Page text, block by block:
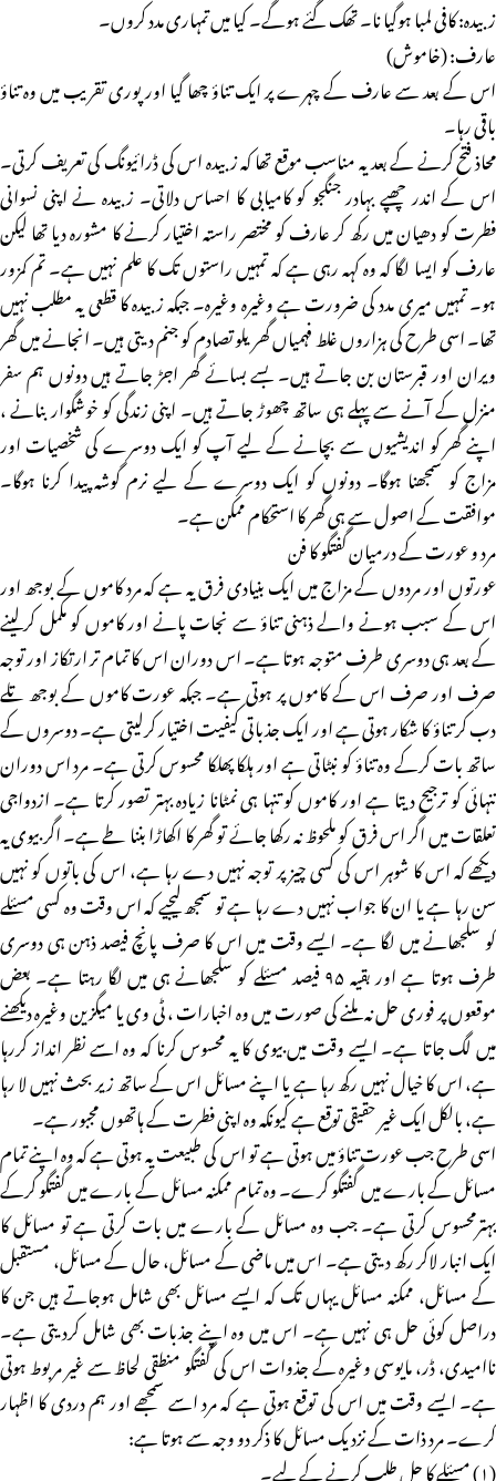
زبیدہ: کافی لمبا ہوگیا نا۔ تھک گئے ہوگے۔ کیا میں تمہاری مدد کروں۔
عارف: (خاموش)
اس کے بعد سے عارف کے چہرے پر ایک تناؤ چھا گیا اور پوری تقریب میں وہ تناؤ
باقی رہا۔
محاذ فتح کرنے کے بعد یہ مناسب موقع تھا کہ زبیدہ اس کی ڈرائیونگ کی تعریف کرتی۔
اس کے اندر چھپے بہادر جنگجو کو کامیابی کا احساس دلاتی۔ زبیدہ نے اپنی نسوانی
فطرت کو دھیان میں رکھ کر عارف کو مختصر راستہ اختیار کرنے کا مشورہ دیا تھا لیکن
عارف کو ایسا لگا کہ وہ کہہ رہی ہے کہ تمہیں راستوں تک کا علم نہیں ہے۔ تم کمزور
ہو۔ تمہیں میری مدد کی ضرورت ہے وغیرہ وغیرہ۔ جبکہ زبیدہ کا قطعی یہ مطلب نہیں
تھا۔ اسی طرح کی ہزاروں غلط فہمیاں گھریلو تصادم کو جنم دیتی ہیں۔ انجانے میں گھر
ویران اور قبرستان بن جاتے ہیں۔ بسے بسائے گھر اجڑ جاتے ہیں دونوں ہم سفر
منزل کے آنے سے پہلے ہی ساتھ چھوڑ جاتے ہیں۔ اپنی زندگی کو خوشگوار بنانے ،
اپنے گھر کو اندیشیوں سے بچانے کے لیے آپ کو ایک دوسرے کی شخصیات اور
مزاج کو سمجھنا ہوگا۔ دونوں کو ایک دوسرے کے لیے نرم گوشہ پیدا کرنا ہوگا۔
موافقت کے اصول سے ہی گھر کا استحکام ممکن ہے۔
مرد و عورت کے درمیان گفتگو کا فن
عورتوں اور مردوں کے مزاج میں ایک بنیادی فرق یہ ہے کہ مرد کاموں کے بوجھ اور
اس کے سبب ہونے والے ذہنی تناؤ سے نجات پانے اور کاموں کو مکمل کرلینے
کے بعد ہی دوسری طرف متوجہ ہوتا ہے۔ اس دوران اس کا تمام تر ارتکاز اور توجہ
صرف اور صرف اس کے کاموں پر ہوتی ہے۔ جبکہ عورت کاموں کے بوجھ تلے
دب کر تناؤ کا شکار ہوتی ہے اور ایک جذباتی کیفیت اختیار کرلیتی ہے۔ دوسروں کے
ساتھ بات کرکے وہ تناؤ کو نبٹاتی ہے اور ہلکا پھلکا محسوس کرتی ہے۔ مرد اس دوران
تنہائی کو ترجیح دیتا ہے اور کاموں کو تنہا ہی نمٹانا زیادہ بہتر تصور کرتا ہے۔ ازدواجی
تعلقات میں اگر اس فرق کو ملحوظ نہ رکھا جائے تو گھر کا اکھاڑا بننا طے ہے۔ اگر بیوی یہ
دیکھے کہ اس کا شوہر اس کی کسی چیز پر توجہ نہیں دے رہا ہے، اس کی باتوں کو نہیں
سن رہا ہے یا ان کا جواب نہیں دے رہا ہے تو سمجھ لیجیے کہ اس وقت وہ کسی مسئلے
کو سلجھانے میں لگا ہے۔ ایسے وقت میں اس کا صرف پانچ فیصد ذہن ہی دوسری
طرف ہوتا ہے اور بقیہ ۹۵ فیصد مسئلے کو سلجھانے ہی میں لگا رہتا ہے۔ بعض
موقعوں پر فوری حل نہ ملنے کی صورت میں وہ اخبارات ، ٹی وی یا میگزین وغیرہ دیکھنے
میں لگ جاتا ہے۔ ایسے وقت میں بیوی کا یہ محسوس کرنا کہ وہ اسے نظر انداز کررہا
ہے، اس کا خیال نہیں رکھ رہا ہے یا اپنے مسائل اس کے ساتھ زیر بحث نہیں لا رہا
ہے، بالکل ایک غیر حقیقی توقع ہے کیونکہ وہ اپنی فطرت کے ہاتھوں مجبور ہے۔
اسی طرح جب عورت تناؤ میں ہوتی ہے تو اس کی طبیعت یہ ہوتی ہے کہ وہ اپنے تمام
مسائل کے بارے میں گفتگو کرے۔ وہ تمام ممکنہ مسائل کے بارے میں گفتگو کرکے
بہترمحسوس کرتی ہے۔ جب وہ مسائل کے بارے میں بات کرتی ہے تو مسائل کا
ایک انبار لاکر رکھ دیتی ہے۔ اس میں ماضی کے مسائل، حال کے مسائل، مستقبل
کے مسائل، ممکنہ مسائل یہاں تک کہ ایسے مسائل بھی شامل ہوجاتے ہیں جن کا
دراصل کوئی حل ہی نہیں ہے۔ اس میں وہ اپنے جذبات بھی شامل کردیتی ہے۔
ناامیدی، ڈر، مایوسی وغیرہ کے جذوات اس کی گفتگو منطقی لحاظ سے غیر مربوط ہوتی
ہے۔ ایسے وقت میں اس کی توقع ہوتی ہے کہ مرد اسے سمجھے اور ہم دردی کا اظہار
کرے۔ مرد ذات کے نزدیک مسائل کا ذکر دو وجہ سے ہوتا ہے:
(۱) مسئلے کا حل طلب کرنے کے لیے۔